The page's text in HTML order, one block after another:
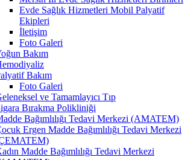
Evde Sağlık Hizmetleri Mobil Palyatif
Ekipleri
İletişim
Foto Galeri
Bakım
Bakım
Foto Galeri
ve Tamamlayıcı Tıp
Bırakma Polikliniği
Bağımlılığı Tedavi Merkezi (AMATEM)
Ergen Madde Bağımlılığı Tedavi Merkezi
Madde Bağımlılığı Tedavi Merkezi